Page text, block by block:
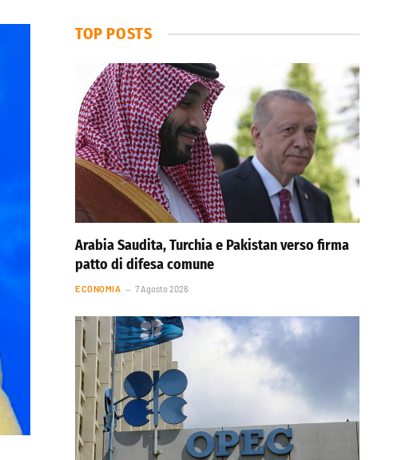
TOP POSTS
Arabia Saudita, Turchia e Pakistan verso firma
patto di difesa comune
ECONOMIA 7 Agosto 2026